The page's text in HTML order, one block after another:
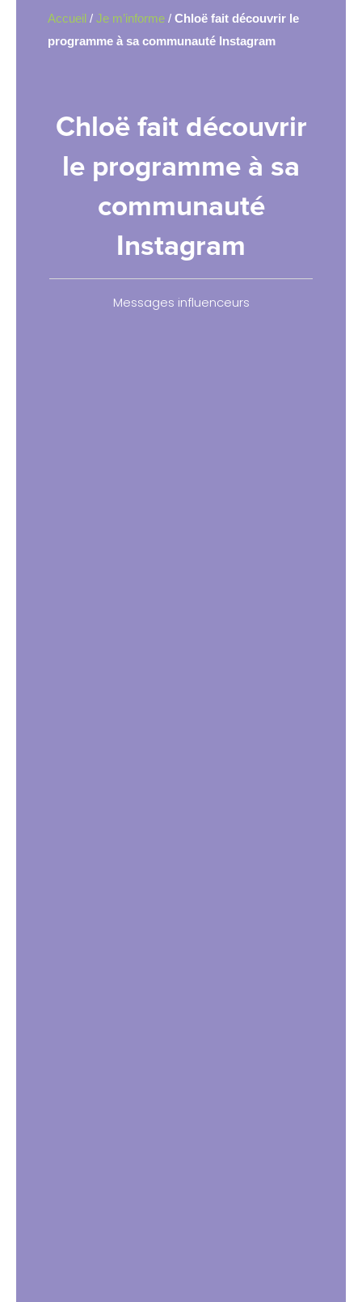
Accueil/ Je m’informe/ Chloë fait découvrir le
programme à sa communauté Instagram
Chloë fait découvrir
le programme à sa
communauté
Instagram
Messages influenceurs